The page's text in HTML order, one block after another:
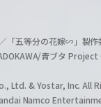
「五等分の花嫁∽」製作
青ブタ Project
Ltd. & Yostar, Inc. All
Namco